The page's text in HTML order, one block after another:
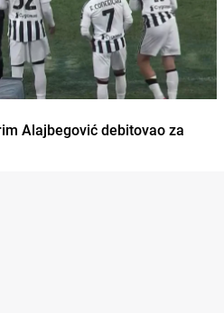
Alajbegović debitovao za